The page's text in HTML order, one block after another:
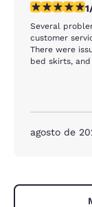
calificación de
Several
customer
There were
bed skirts,
agosto de